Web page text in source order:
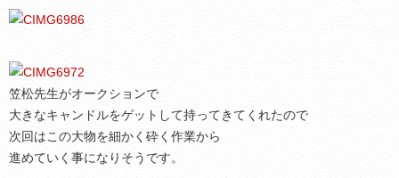
笠松先生がオークションで
大きなキャンドルをゲットして持ってきてくれたので
次回はこの大物を細かく砕く作業から
進めていく事になりそうです。